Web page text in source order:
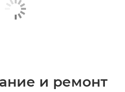
и ремонт